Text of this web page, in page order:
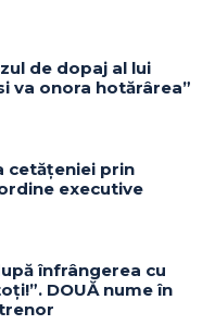
de dopaj al lui
va onora hotărârea”
cetățeniei prin
executive
înfrângerea cu
DOUĂ nume în